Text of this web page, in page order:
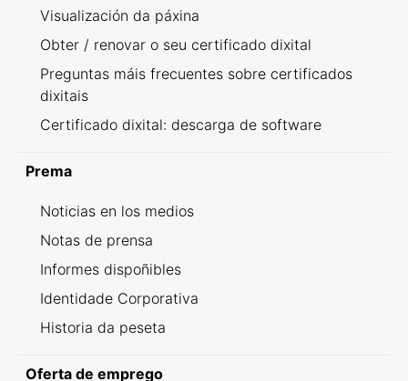
Visualización da páxina
Obter / renovar o seu certificado dixital
Preguntas máis frecuentes sobre certificados
dixitais
Certificado dixital: descarga de software
Prema
Noticias en los medios
Notas de prensa
Informes dispoñibles
Identidade Corporativa
Historia da peseta
Oferta de emprego